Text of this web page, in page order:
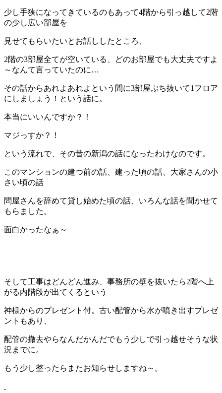
少し手狭になってきているのもあって4階から引っ越して2階
の少し広い部屋を
見せてもらいたいとお話ししたところ、
2階の3部屋全てが空いている、どのお部屋でも大丈夫ですよ
～なんて言っていたのに…
その話からあれよあれよという間に3部屋ぶち抜いて1フロア
にしましょう！という話に。
本当にいいんですか？！
マジっすか？！
という流れで、その昔の新潟の話になったわけなのです。
このマンションの建つ前の話、建った頃の話、大家さんの小
さい頃の話
問屋さんを辞めて貸し始めた頃の話、いろんな話を聞かせて
もらました。
面白かったなぁ～
そして工事はどんどん進み、事務所の壁を抜いたら2階へ上
がる内階段が出てくるという
神様からのプレゼント付。古い配管から水が噴き出すプレゼ
ントもあり、
配管の撤去やらなんだかんだでもう少しで引っ越せそうな状
況までに。
もう少し整ったらまたお知らせしますね～。